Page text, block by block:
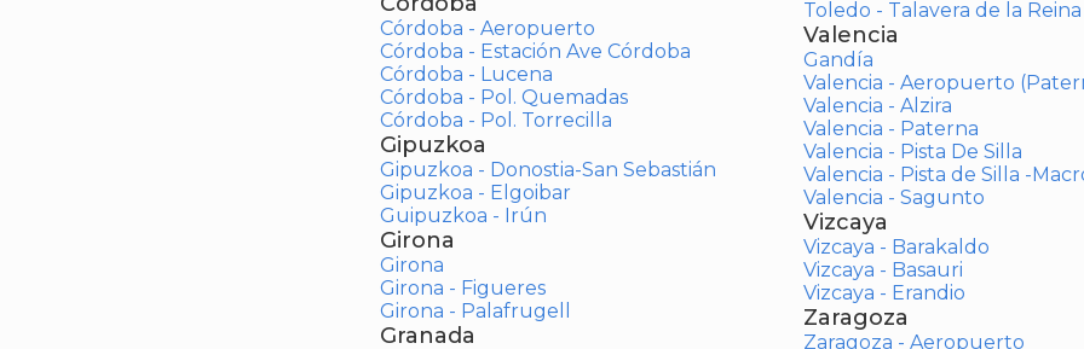
Córdoba - Aeropuerto
Córdoba - Estación Ave Córdoba
Córdoba - Lucena
Córdoba - Pol. Quemadas
Córdoba - Pol. Torrecilla
Gipuzkoa
Gipuzkoa - Donostia-San Sebastián
Gipuzkoa - Elgoibar
Guipuzkoa - Irún
Girona
Girona
Girona - Figueres
Girona - Palafrugell
Granada
Toledo - Talavera de la Reina
Valencia
Gandía
Valencia - Aeropuerto
Valencia - Alzira
Valencia - Paterna
Valencia - Pista De Silla
Valencia - Pista de Silla -
Valencia - Sagunto
Vizcaya
Vizcaya - Barakaldo
Vizcaya - Basauri
Vizcaya - Erandio
Zaragoza
Zaragoza - Aeropuerto